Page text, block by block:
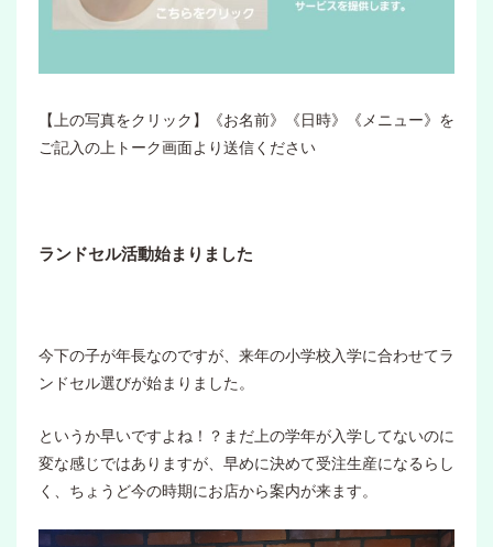
【上の写真をクリック】《お名前》《日時》《メニュー》を
ご記入の上トーク画面より送信ください
ランドセル活動始まりました
今下の子が年長なのですが、来年の小学校入学に合わせてラ
ンドセル選びが始まりました。
というか早いですよね！？まだ上の学年が入学してないのに
変な感じではありますが、早めに決めて受注生産になるらし
く、ちょうど今の時期にお店から案内が来ます。